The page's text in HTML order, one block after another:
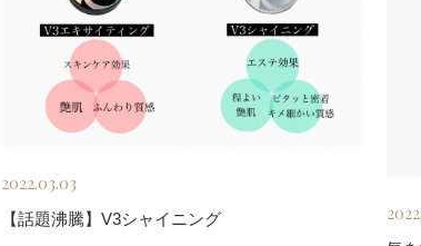
2022.03.03
【話題沸騰】V3シャイニング